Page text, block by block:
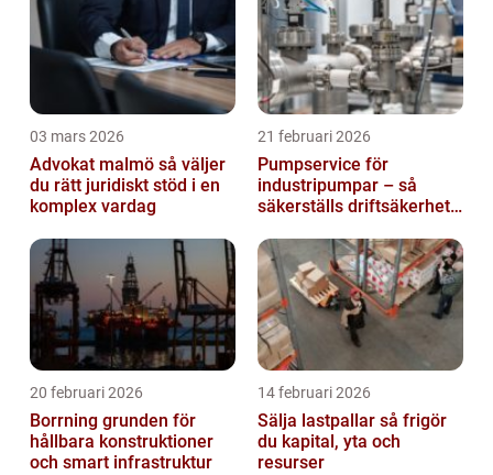
03 mars 2026
Advokat malmö så väljer
du rätt juridiskt stöd i en
komplex vardag
21 februari 2026
Pumpservice för
industripumpar – så
säkerställs driftsäkerhet
20 februari 2026
Borrning grunden för
hållbara konstruktioner
och smart infrastruktur
14 februari 2026
Sälja lastpallar så frigör
du kapital, yta och
resurser